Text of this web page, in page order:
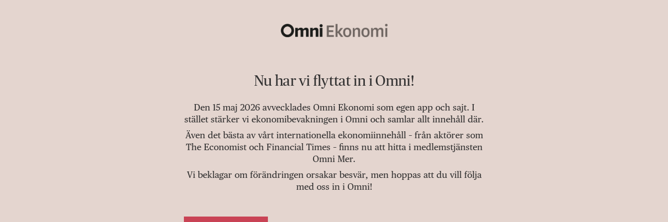
Nu har vi flyttat in i Omni!
Den 15 maj 2026 avvecklades Omni Ekonomi som egen app och sajt. I
stället stärker vi ekonomibevakningen i Omni och samlar allt innehåll där.
Även det bästa av vårt internationella ekonomiinnehåll – från aktörer som
The Economist och Financial Times – finns nu att hitta i medlemstjänsten
Omni Mer.
Vi beklagar om förändringen orsakar besvär, men hoppas att du vill följa
med oss in i Omni!